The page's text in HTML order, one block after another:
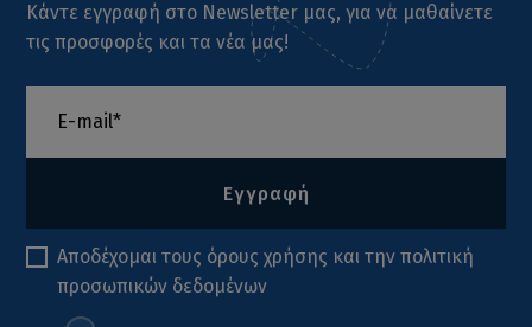
Κάντε εγγραφή στο Newsletter μας, για να μαθαίνετε
τις προσφορές και τα νέα μας!
Εγγραφή
Αποδέχομαι τους όρους χρήσης και τηνπολιτική
προσωπικών δεδομένων